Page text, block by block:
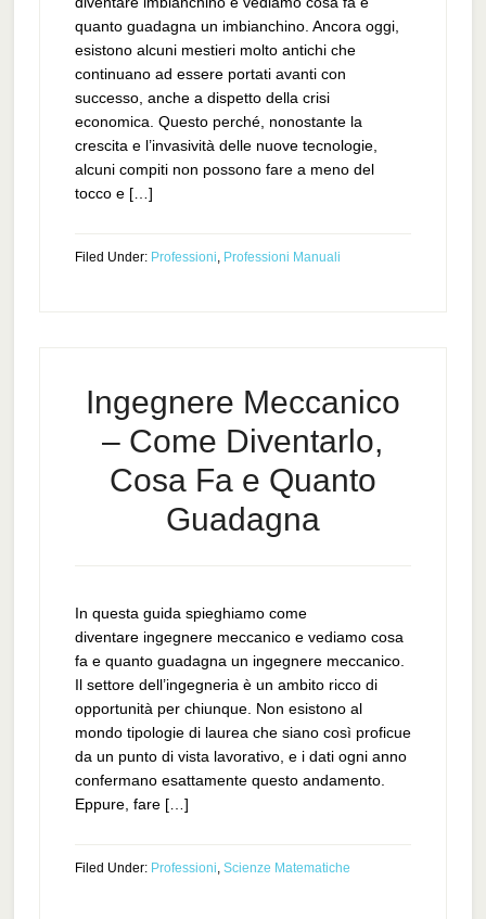
quanto guadagna un imbianchino. Ancora oggi,
esistono alcuni mestieri molto antichi che
continuano ad essere portati avanti con
successo, anche a dispetto della crisi
economica. Questo perché, nonostante la
crescita e l’invasività delle nuove tecnologie,
alcuni compiti non possono fare a meno del
tocco e […]
Filed Under: Professioni, Professioni Manuali
Ingegnere Meccanico
– Come Diventarlo,
Cosa Fa e Quanto
Guadagna
In questa guida spieghiamo come
diventare ingegnere meccanico e vediamo cosa
fa e quanto guadagna un ingegnere meccanico.
Il settore dell’ingegneria è un ambito ricco di
opportunità per chiunque. Non esistono al
mondo tipologie di laurea che siano così proficue
da un punto di vista lavorativo, e i dati ogni anno
confermano esattamente questo andamento.
Eppure, fare […]
Filed Under: Professioni, Scienze Matematiche